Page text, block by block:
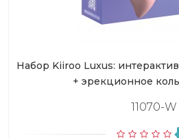
Набор Kiiroo Luxus:
+ эрекционное
11070-W